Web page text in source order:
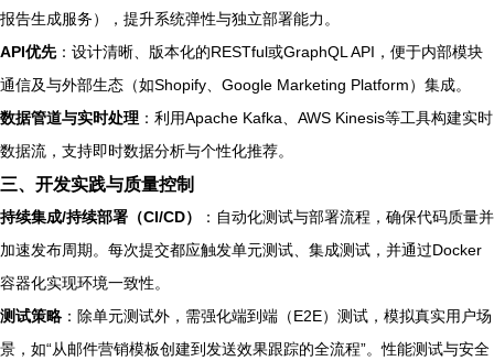
报告生成服务），提升系统弹性与独立部署能力。
API优先：设计清晰、版本化的RESTful或GraphQL API，便于内部模块
通信及与外部生态（如Shopify、Google Marketing Platform）集成。
数据管道与实时处理 ：利用Apache Kafka、AWS Kinesis等工具构建实时
数据流，支持即时数据分析与个性化推荐。
三、开发实践与质量控制
持续集成/持续部署（CI/CD）
：自动化测试与部署流程，确保代码质量并
加速发布周期。每次提交都应触发单元测试、集成测试，并通过Docker
容器化实现环境一致性。
测试策略 ：除单元测试外，需强化端到端（E2E）测试，模拟真实用户场
景，如“从邮件营销模板创建到发送效果跟踪的全流程”。性能测试与安全